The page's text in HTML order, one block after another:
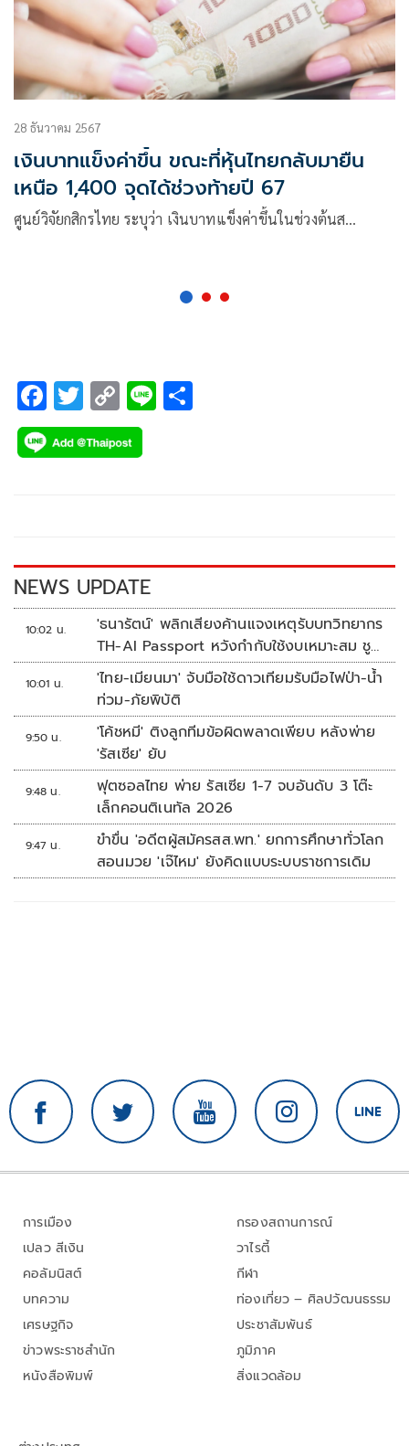
28 ธันวาคม 2567
เงินบาทแข็งค่าขึ้น ขณะที่หุ้นไทยกลับมายืน
เหนือ 1,400 จุดได้ช่วงท้ายปี 67
ศูนย์วิจัยกสิกรไทย ระบุว่า เงินบาทแข็งค่าขึ้นในช่วงต้นส…
F
ac
e
k
T
wi
tt
C
o
p
k
Li
NEWS UPDATE
10:02 น.
'ธนารัตน์' พลิกเสียงค้านแจงเหตุรับบทวิทยากร
TH-AI Passport หวังกำกับใช้งบเหมาะสม ชู
จุดเด่นคนไทยได้ใช้ AI ระดับโปร ลดเหลื่อมล้ำ
ทางเทคโนโลยี เซฟงบไปกว่า900ล้าน เชื่อหาก
ใช้เต็มที่เอกชนขาดทุนย่อยยับ
10:01 น.
'ไทย-เมียนมา' จับมือใช้ดาวเทียมรับมือไฟป่า-น้ำ
ท่วม-ภัยพิบัติ
9:50 น.
'โค้ชหมี' ติงลูกทีมข้อผิดพลาดเพียบ หลังพ่าย
'รัสเซีย' ยับ
9:48 น.
ฟุตซอลไทย พ่าย รัสเซีย 1-7 จบอันดับ 3 โต๊ะ
เล็กคอนติเนทัล 2026
9:47 น.
ขำขื่น 'อดีตผู้สมัครสส.พท.' ยกการศึกษาทั่วโลก
สอนมวย 'เจ๊ไหม' ยังคิดแบบระบบราชการเดิม
การเมือง
เปลว สีเงิน
คอลัมนิสต์
บทความ
เศรษฐกิจ
ข่าวพระราชสำนัก
หนังสือพิมพ์
กรองสถานการณ์
วาไรตี้
กีฬา
ท่องเที่ยว – ศิลปวัฒนธรรม
ประชาสัมพันธ์
ภูมิภาค
สิ่งแวดล้อม